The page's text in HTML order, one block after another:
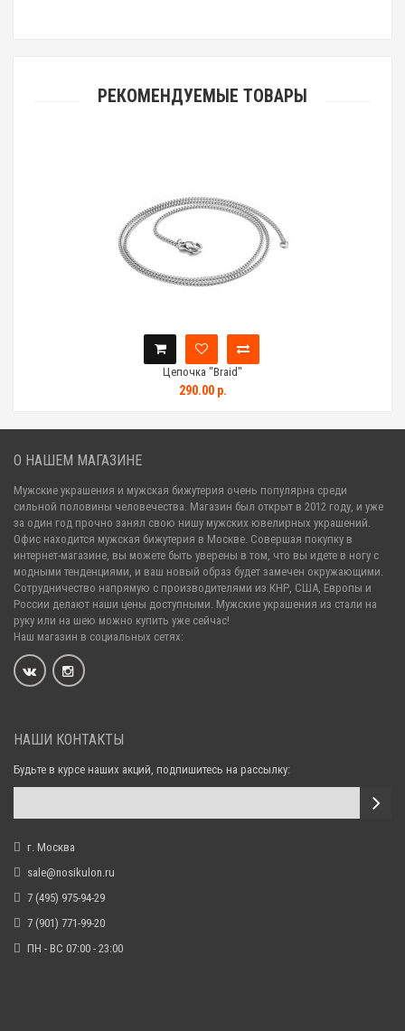
РЕКОМЕНДУЕМЫЕ ТОВАРЫ
Цепочка "Braid"
290.00 р.
О НАШЕМ МАГАЗИНЕ
Мужские украшения и мужская бижутерия очень популярна среди
сильной половины человечества. Магазин был открыт в 2012 году, и уже
за один год прочно занял свою нишу мужских ювелирных украшений.
Офис находится мужская бижутерия в Москве. Совершая покупку в
интернет-магазине, вы можете быть уверены в том, что вы идете в ногу с
модными тенденциями, и ваш новый образ будет замечен окружающими.
Сотрудничество напрямую с производителями из КНР, США, Европы и
России делают наши цены доступными. Мужские украшения из стали на
руку или на шею можно купить уже сейчас!
Наш магазин в социальных сетях:
НАШИ КОНТАКТЫ
Будьте в курсе наших акций, подпишитесь на рассылку:
г. Москва
sale@nosikulon.ru
7 (495) 975-94-29
7 (901) 771-99-20
ПН - ВС 07:00 - 23:00